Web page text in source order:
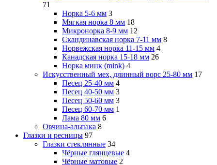
71
Норка 5-6 мм 3
Мягкая норка 8 мм 18
Микронорка 8-9 мм 12
Скандинавская норка 7-11 мм 8
Норвежская норка 11-15 мм 4
Канадская норка 15-18 мм 26
Норка минк (mink) 4
Искусственный мех, длинный ворс 25-80 мм 17
Песец 25-40 мм 4
Песец 40-50 мм 3
Песец 50-60 мм 3
Песец 60-70 мм 1
Лама 80 мм 6
Овчина-альпака 8
Глазки и ресницы 97
Глазки стеклянные 34
Чёрные глянцевые 4
Чёрные матовые 2